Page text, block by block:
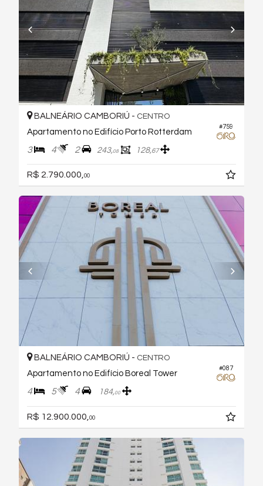
#759
BALNEÁRIO CAMBORIÚ - CENTRO
Apartamento no Edifício Porto Rotterdam
3 4 2 243,08 128,67
R$ 2.790.000, 00
#087
BALNEÁRIO CAMBORIÚ - CENTRO
Apartamento no Edifício Boreal Tower
4 5 4 184,00
R$ 12.900.000, 00